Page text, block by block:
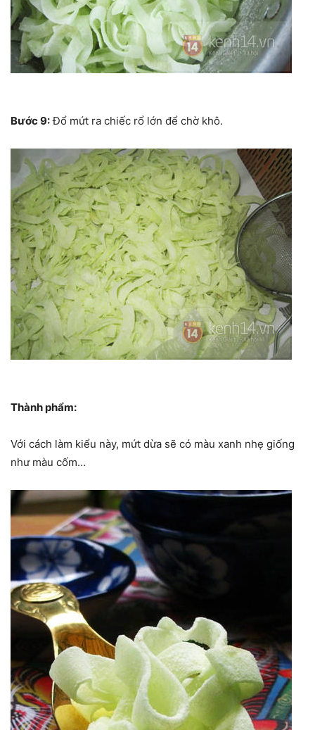
Bước 9:Đổ mứt ra chiếc rổ lớn để chờ khô.
Thành phẩm:
Với cách làm kiểu này, mứt dừa sẽ có màu xanh nhẹ giống
như màu cốm…